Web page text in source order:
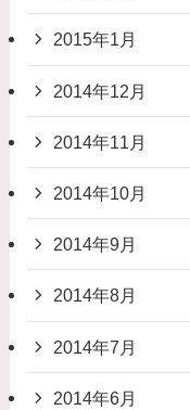
2015年1月
2014年12月
2014年11月
2014年10月
2014年9月
2014年8月
2014年7月
2014年6月